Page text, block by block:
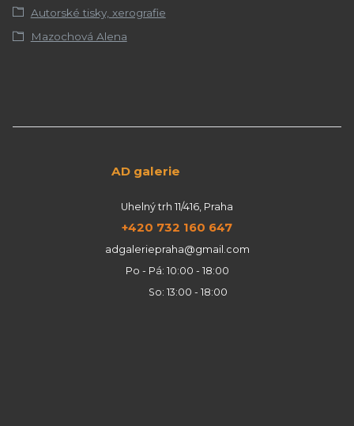
Autorské tisky, xerografie
Mazochová Alena
AD galerie
Uhelný trh 11/416, Praha
+420 732 160 647
adgaleriepraha@gmail.com
Po - Pá: 10:00 - 18:00
So: 13:00 - 18:00